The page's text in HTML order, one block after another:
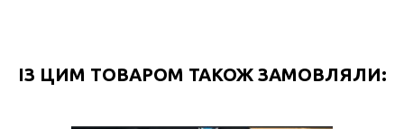
ІЗ ЦИМ ТОВАРОМ ТАКОЖ ЗАМОВЛЯЛИ: